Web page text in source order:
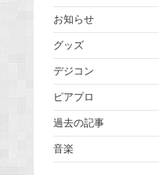
お知らせ
グッズ
デジコン
ピアプロ
過去の記事
音楽